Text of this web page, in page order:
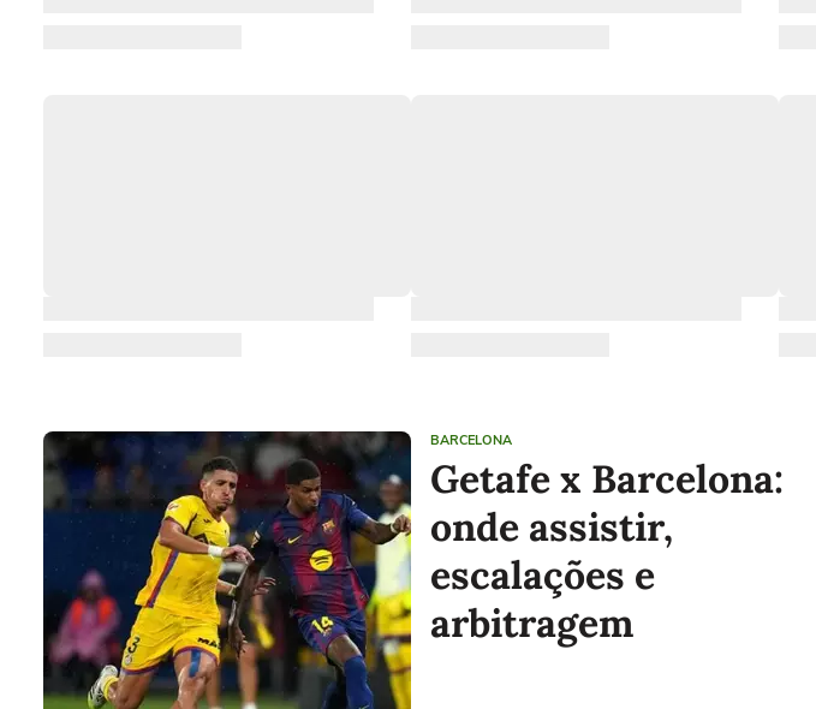
BARCELONA
Getafe x Barcelona:
onde assistir,
escalações e
arbitragem